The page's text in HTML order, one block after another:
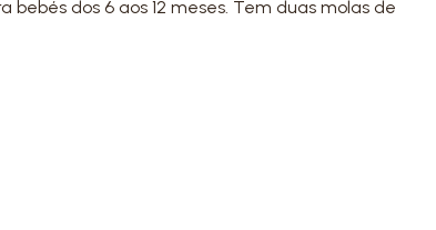
dos 6 aos 12 meses. Tem duas molas de